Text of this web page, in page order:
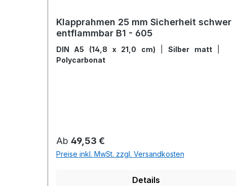
Klapprahmen 25 mm Sicherheit schwer
entflammbar B1 - 605
DIN A5 (14,8 x 21,0 cm) Silber matt
Polycarbonat
Regulärer Preis:
Ab 49,53 €
Preise inkl. MwSt. zzgl. Versandkosten
Details